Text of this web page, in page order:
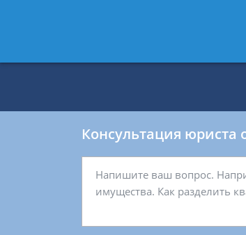
8
Консультация юриста